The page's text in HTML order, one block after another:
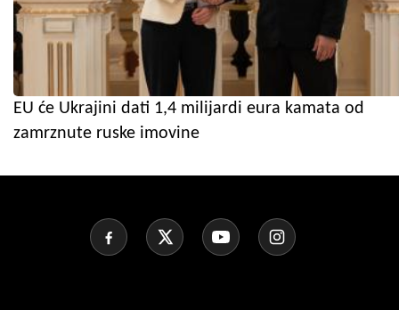
EU će Ukrajini dati 1,4 milijardi eura kamata od
zamrznute ruske imovine